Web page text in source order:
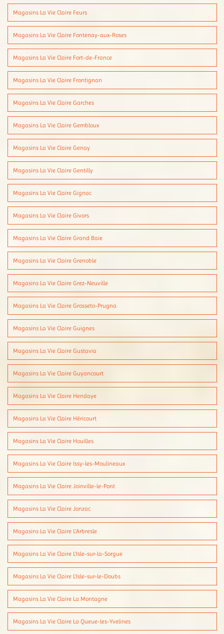
Magasins La Vie Claire Feurs
Magasins La Vie Claire Fontenay-aux-Roses
Magasins La Vie Claire Fort-de-France
Magasins La Vie Claire Frontignan
Magasins La Vie Claire Garches
Magasins La Vie Claire Gembloux
Magasins La Vie Claire Genay
Magasins La Vie Claire Gentilly
Magasins La Vie Claire Gignac
Magasins La Vie Claire Givors
Magasins La Vie Claire Grand Baie
Magasins La Vie Claire Grenoble
Magasins La Vie Claire Grez-Neuville
Magasins La Vie Claire Grosseto-Prugna
Magasins La Vie Claire Guignes
Magasins La Vie Claire Gustavia
Magasins La Vie Claire Guyancourt
Magasins La Vie Claire Hendaye
Magasins La Vie Claire Héricourt
Magasins La Vie Claire Houilles
Magasins La Vie Claire Issy-les-Moulineaux
Magasins La Vie Claire Joinville-le-Pont
Magasins La Vie Claire Jonzac
Magasins La Vie Claire L'Arbresle
Magasins La Vie Claire L'Isle-sur-la-Sorgue
Magasins La Vie Claire L'Isle-sur-le-Doubs
Magasins La Vie Claire La Montagne
Magasins La Vie Claire La Queue-les-Yvelines